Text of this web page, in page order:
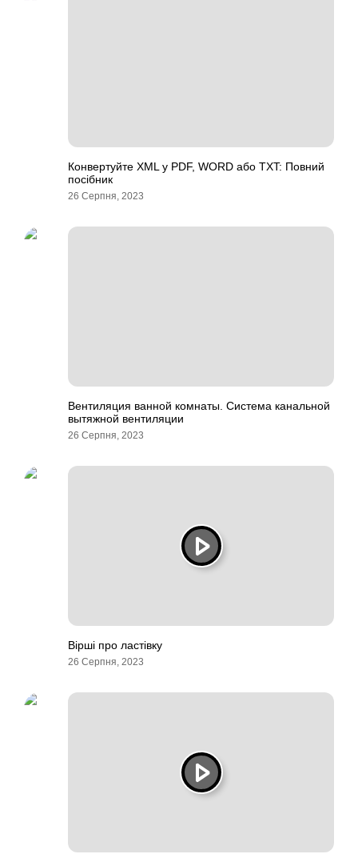
Конвертуйте XML у PDF, WORD або TXT: Повний
посібник
26 Серпня, 2023
Вентиляция ванной комнаты. Система канальной
вытяжной вентиляции
26 Серпня, 2023
Вірші про ластівку
26 Серпня, 2023